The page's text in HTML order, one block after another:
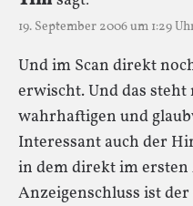
19. September 2006 um 1:29
Und im Scan direkt
erwischt. Und das
wahrhaftigen und
Interessant auch der
in dem direkt im ersten
Anzeigenschluss ist der